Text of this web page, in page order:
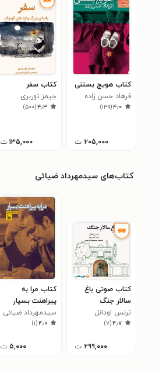
کتاب هویج بستنی
فرهاد حسن زاده
۴٫۰(۱۳۹)
۲۰۵,۰۰۰ ت
کتاب سفر
جیمز نوربری
۴٫۳(۵۰۰)
۱۳۵,۰۰۰ ت
کتاب‌های سیدمهرداد ضیائی
کتاب صوتی باغ
سالار جنگ
ترنس اودانل
۴٫۷(۷)
۲۹۹,۰۰۰ ت
کتاب مرا به
پیراهنت بسپار
سیدمهرداد ضیائی
۴٫۰(۱)
۵,۰۰۰ ت